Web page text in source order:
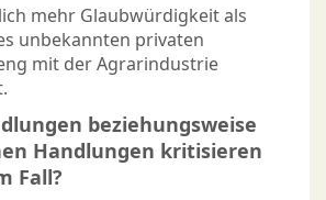
mehr Glaubwürdigkeit als
unbekannten privaten
mit der Agrarindustrie
beziehungsweise
Handlungen kritisieren
Fall?